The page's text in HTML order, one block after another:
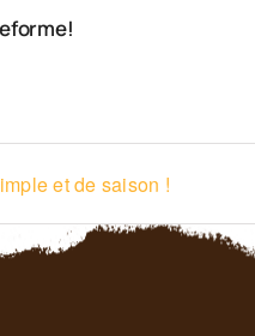
et de saison !